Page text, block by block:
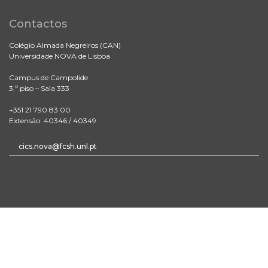
Contactos
Colégio Almada Negreiros (CAN)
Universidade NOVA de Lisboa
Campus de Campolide
3.º piso – Sala 333
+351 21 790 83 00
Extensão: 40346 / 40349
cics.nova@fcsh.unl.pt